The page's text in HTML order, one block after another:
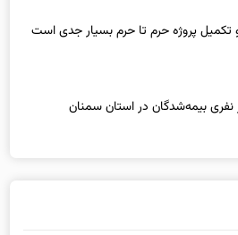
تکمیل پروژه حرم تا حرم بسیار جدی است